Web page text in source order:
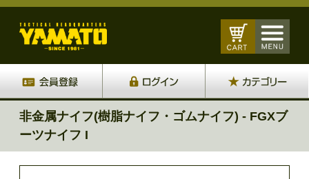
非金属ナイフ(樹脂ナイフ・ゴムナイフ) - FGXブ
ーツナイフ I